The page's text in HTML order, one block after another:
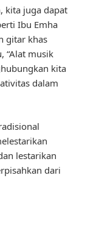
kita juga dapat
Ibu Emha
gitar khas
“Alat musik
kita
dalam
lestarikan
dari